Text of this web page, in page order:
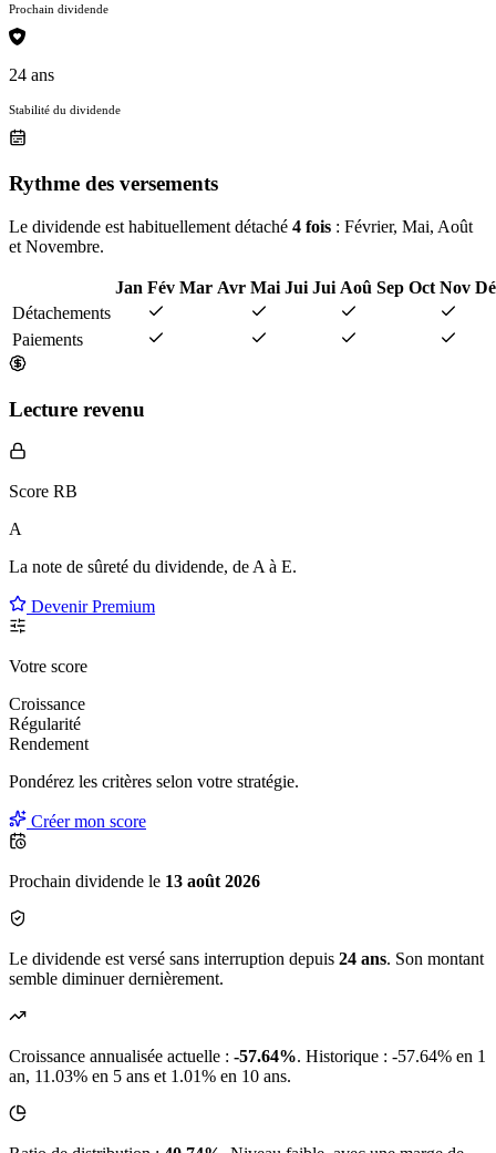
Prochain dividende
24 ans
Stabilité du dividende
Rythme des versements
Le dividende est habituellement détaché 4 fois : Février, Mai, Août
et Novembre.
Jan Fév Mar Avr Mai Jui Jui Aoû Sep Oct Nov
Détachements
Paiements
Lecture revenu
Score RB
A
La note de sûreté du dividende, de A à E.
Devenir Premium
Votre score
Croissance
Régularité
Rendement
Pondérez les critères selon votre stratégie.
Créer mon score
Prochain dividende le 13 août 2026
Le dividende est versé sans interruption depuis 24 ans. Son montant
semble diminuer dernièrement.
Croissance annualisée actuelle : -57.64%. Historique : -57.64% en 1
an, 11.03% en 5 ans et 1.01% en 10 ans.